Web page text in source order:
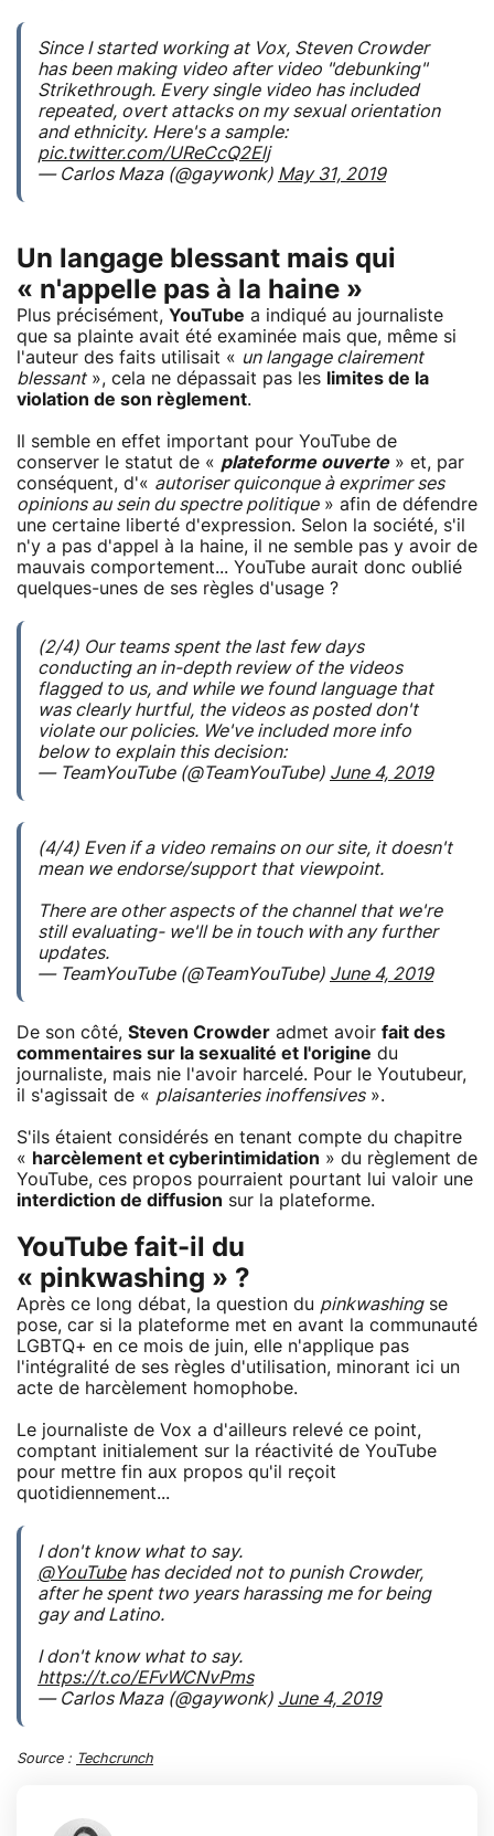
Since I started working at Vox, Steven Crowder
has been making video after video "debunking"
Strikethrough. Every single video has included
repeated, overt attacks on my sexual orientation
and ethnicity. Here's a sample:
pic.twitter.com/UReCcQ2Elj
— Carlos Maza (@gaywonk) May 31, 2019
Un langage blessant mais qui
« n'appelle pas à la haine »
Plus précisément, YouTube a indiqué au journaliste
que sa plainte avait été examinée mais que, même si
l'auteur des faits utilisait « un langage clairement
blessant», cela ne dépassait pas les
limites de la
violation de son règlement.
Il semble en effet important pour YouTube de
conserver le statut de « plateforme ouverte» et, par
conséquent, d'« autoriser quiconque à exprimer ses
opinions au sein du spectre politique» afin de défendre
une certaine liberté d'expression. Selon la société, s'il
n'y a pas d'appel à la haine, il ne semble pas y avoir de
mauvais comportement... YouTube aurait donc oublié
quelques-unes de ses règles d'usage ?
(2/4) Our teams spent the last few days
conducting an in-depth review of the videos
flagged to us, and while we found language that
was clearly hurtful, the videos as posted don't
violate our policies. We've included more info
below to explain this decision:
— TeamYouTube (@TeamYouTube) June 4, 2019
(4/4) Even if a video remains on our site, it doesn't
mean we endorse/support that viewpoint.
There are other aspects of the channel that we're
still evaluating- we'll be in touch with any further
updates.
— TeamYouTube (@TeamYouTube) June 4, 2019
De son côté, Steven Crowder admet avoir fait des
commentaires sur la sexualité et l'origine du
journaliste, mais nie l'avoir harcelé. Pour le Youtubeur,
il s'agissait de « plaisanteries inoffensives».
S'ils étaient considérés en tenant compte du chapitre
« harcèlement et cyberintimidation » du règlement de
YouTube, ces propos pourraient pourtant lui valoir une
interdiction de diffusion sur la plateforme.
YouTube fait-il du
« pinkwashing » ?
Après ce long débat, la question du pinkwashingse
pose, car si la plateforme met en avant la communauté
LGBTQ+ en ce mois de juin, elle n'applique pas
l'intégralité de ses règles d'utilisation, minorant ici un
acte de harcèlement homophobe.
Le journaliste de Vox a d'ailleurs relevé ce point,
comptant initialement sur la réactivité de YouTube
pour mettre fin aux propos qu'il reçoit
quotidiennement...
I don't know what to say.
@YouTubehas decided not to punish Crowder,
after he spent two years harassing me for being
gay and Latino.
I don't know what to say.
https://t.co/EFvWCNvPms
— Carlos Maza (@gaywonk) June 4, 2019
Source : Techcrunch